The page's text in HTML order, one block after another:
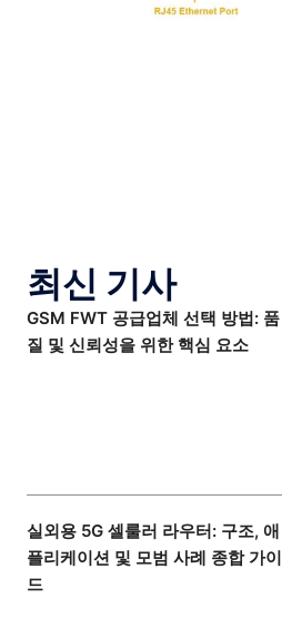
최신 기사
GSM FWT 공급업체 선택 방법: 품
질 및 신뢰성을 위한 핵심 요소
실외용 5G 셀룰러 라우터: 구조, 애
플리케이션 및 모범 사례 종합 가이
드